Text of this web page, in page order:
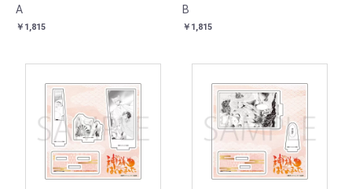
A
￥1,815
B
￥1,815